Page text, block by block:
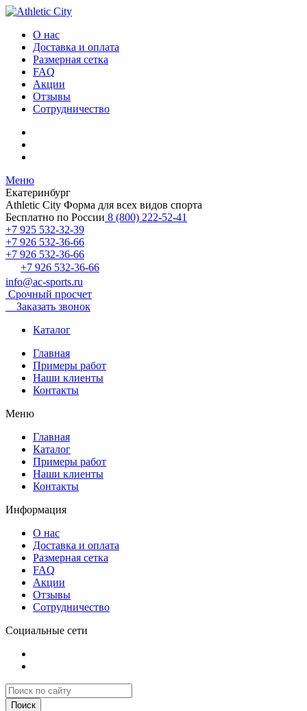
О нас
Доставка и оплата
Размерная сетка
FAQ
Акции
Отзывы
Сотрудничество
Меню
Екатеринбург
Athletic City Форма для всех видов спорта
Бесплатно по России 8 (800) 222-52-41
+7 925 532-32-39
+7 926 532-36-66
+7 926 532-36-66
+7 926 532-36-66
info@ac-sports.ru
Срочный просчет
Заказать звонок
Каталог
Главная
Примеры работ
Наши клиенты
Контакты
Меню
Главная
Каталог
Примеры работ
Наши клиенты
Контакты
Информация
О нас
Доставка и оплата
Размерная сетка
FAQ
Акции
Отзывы
Сотрудничество
Социальные сети
Поиск